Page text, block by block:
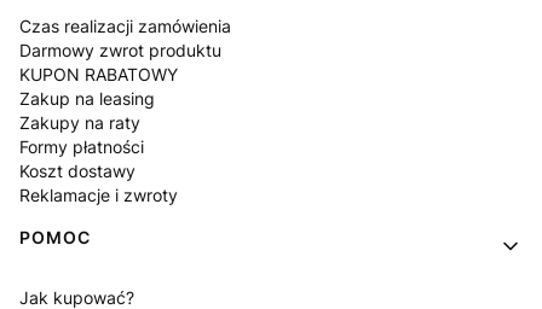
Czas realizacji zamówienia
Darmowy zwrot produktu
KUPON RABATOWY
Zakup na leasing
Zakupy na raty
Formy płatności
Koszt dostawy
Reklamacje i zwroty
POMOC
Jak kupować?